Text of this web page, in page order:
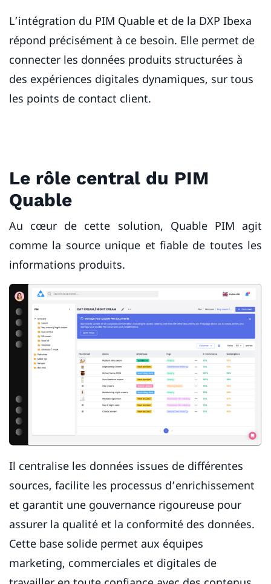
L’intégration du PIM Quable et de la DXP Ibexa
répond précisément à ce besoin. Elle permet de
connecter les données produits structurées à
des expériences digitales dynamiques, sur tous
les points de contact client.
Le rôle central du PIM
Quable
Au cœur de cette solution, Quable PIM agit
comme la source unique et fiable de toutes les
informations produits.
Il centralise les données issues de différentes
sources, facilite les processus d’enrichissement
et garantit une gouvernance rigoureuse pour
assurer la qualité et la conformité des données.
Cette base solide permet aux équipes
marketing, commerciales et digitales de